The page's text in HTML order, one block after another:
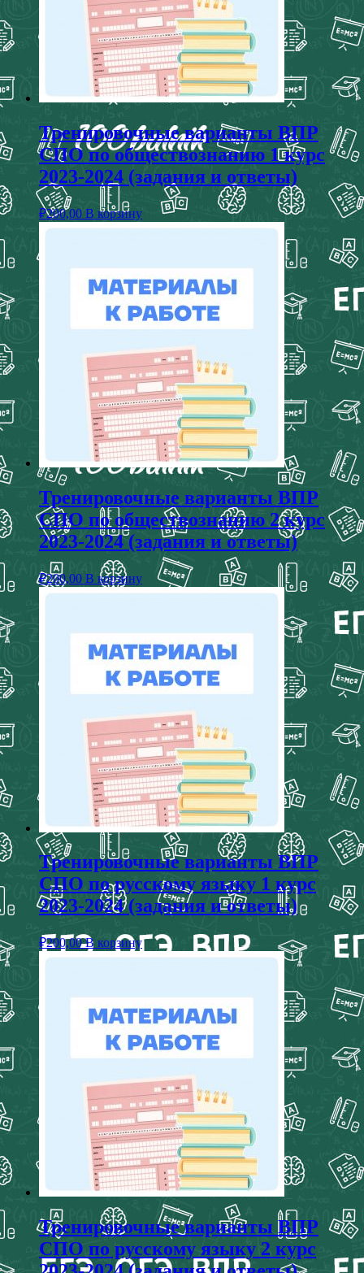
Тренировочные варианты ВПР
СПО по обществознанию 1 курс
2023-2024 (задания и ответы)
₽200,00 В корзину
Тренировочные варианты ВПР
СПО по обществознанию 2 курс
2023-2024 (задания и ответы)
₽200,00 В корзину
Тренировочные варианты ВПР
СПО по русскому языку 1 курс
2023-2024 (задания и ответы)
₽200,00 В корзину
Тренировочные варианты ВПР
СПО по русскому языку 2 курс